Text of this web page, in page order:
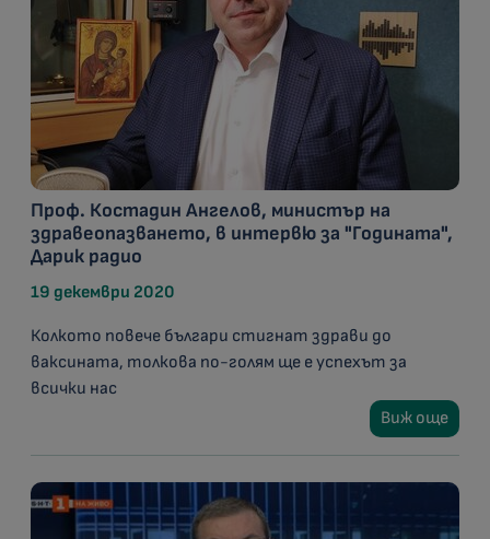
Проф. Костадин Ангелов, министър на
здравеопазването, в интервю за "Годината",
Дарик радио
19 декември 2020
Колкото повече българи стигнат здрави до
ваксината, толкова по-голям ще е успехът за
всички нас
Виж още